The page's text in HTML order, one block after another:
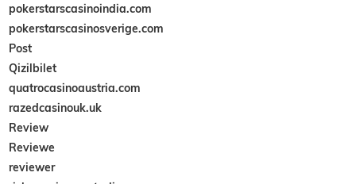
pokerstarscasinoindia.com
pokerstarscasinosverige.com
Post
Qizilbilet
quatrocasinoaustria.com
razedcasinouk.uk
Review
Reviewe
reviewer